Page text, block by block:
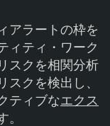
アラートの枠を
ィティ・ワーク
スクを相関分析
クを検出し、
ティブなエクス
。